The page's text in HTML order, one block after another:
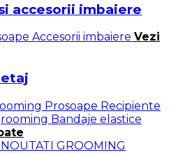
accesorii imbaiere
Accesorii imbaiere Vezi
Prosoape Recipiente
Bandaje elastice
NOUTATI GROOMING